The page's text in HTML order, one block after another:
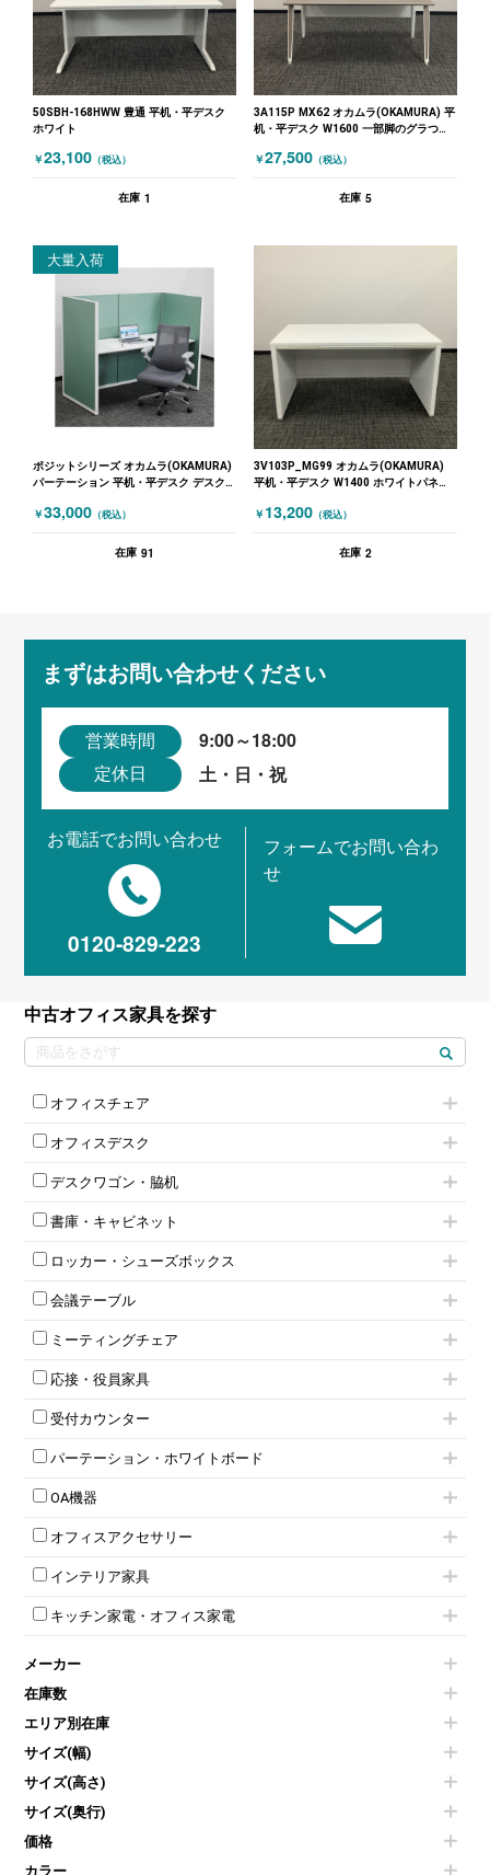
50SBH-168HWW 豊通 平机・平デスク
ホワイト
￥23,100 （税込）
在庫 1
3A115P MX62 オカムラ(OKAMURA) 平
机・平デスク W1600 一部脚のグラつき
￥27,500 （税込）
在庫 5
大量入荷
ポジットシリーズ オカムラ(OKAMURA)
パーテーション 平机・平デスク デスク
1600 高さ1300 ポジットシリーズ グリ
￥33,000 （税込）
在庫 91
3V103P_MG99 オカムラ(OKAMURA)
平机・平デスク W1400 ホワイトパネル
￥ 13,200 （税込）
在庫 2
まずはお問い合わせください
営業時間 9:00～18:00
定休日 土・日・祝
お電話でお問い合わせ
0120-829-223
フォームでお問い合わ
せ
中古オフィス家具を探す
オフィスチェア
肘無しチェア
役員チェア
高級チェア（多機能チェア）
オフィスチェアその他
オフィスデスク
フリーアドレスデスク（ベンチデスク）
昇降デスク
オフィスデスクその他
両袖机
デスクワゴン・脇机
インワゴン2段
インワゴン3段
脇机
ワゴンその他
書庫・キャビネット
ハイキャビネット
ローキャビネット
両開きキャビネット
スチールキャビネット
上下連結キャビネット
軽量ラック（スチールラック）
収納家具その他
両開書庫
ラテラル書庫
ロッカー・シューズボックス
1人用ロッカー
2人用ロッカー
3人用ロッカー
4人用ロッカー
5人用ロッカー
8人用ロッカー
多人数ロッカー
ダイヤル錠ロッカー
ダイヤル錠ロッカー
ワードローブ・クローゼット
会議テーブル
スタッキングテーブル
ネスティングテーブル
幕板付テーブル
カウンターテーブル
T字脚テーブル
会議テーブルW1200～
会議テーブルW1800～
平行スタックテーブル
会議テーブルその他
ミーティングチェア
キャスター付きミーティングチェア
スタッキングミーティングチェア
テーブル付きミーティングチェア
ネスティングミーティングチェア
折りたたみミーティングチェア
ハイチェア
ミーティングチェアその他
応接・役員家具
応接セット
応接ソファ
応接チェア
応接テーブル
応接・役員家具その他
受付カウンター
ローカウンター
ラウンジカウンター
受付カウンターその他
パーテーション・ホワイトボード
パーテーション
自立タイプパーテーション
パーテーションその他
脚付ホワイトボード
壁掛けホワイトボード
ホワイトボードその他
OA機器
電話機（ビジネスフォン）
シュレッダー
プロジェクター
スクリーン
その他OA機器
オフィスアクセサリー
チェア用台車
演台・講演台・演説台
防音パネル
個室ブース
コートハンガー・ポールハンガー
傘立て
食器棚・キッチンキャビネット
カタログスタンド
オフィスアクセサリーその他
インテリア家具
モールドチェア
ダイニングチェア
カウンターテーブル
センターテーブル・サイドテーブル
ベンチ・スツール
ソファ
シェルフ
ダストボックス（ゴミ箱）
インテリア家具その他
キッチン家電・オフィス家電
冷蔵庫・洗濯機
空気清浄機・加湿器
液晶テレビ・モニター類
エアコン
掃除機
季節家電
メーカー
在庫数
エリア別在庫
サイズ(幅)
サイズ(高さ)
サイズ(奥行)
価格
カラー